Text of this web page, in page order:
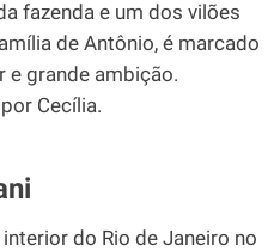
fazenda e um dos vilões
de Antônio, é marcado
e grande ambição.
Cecília.
do Rio de Janeiro no